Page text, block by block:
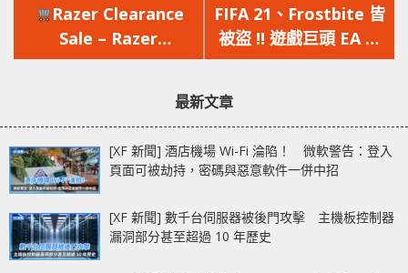
一
篇
文
Razer Clearance
Sale – Razer
Hammerhead 真無線
一
篇
文
FIFA 21、Frostbite 皆
被盜 !! 遊戲巨頭 EA 被
黑客入侵，竊取大量遊
最新文章
[XF 新聞] 酒店機場 Wi-Fi 淪陷！ 微軟警告：登入
頁面可被劫持，密碼與惡意軟件一併中招
[XF 新聞] 數千台伺服器被後門攻擊 主機板控制器
漏洞部分甚至超過 10 年歷史